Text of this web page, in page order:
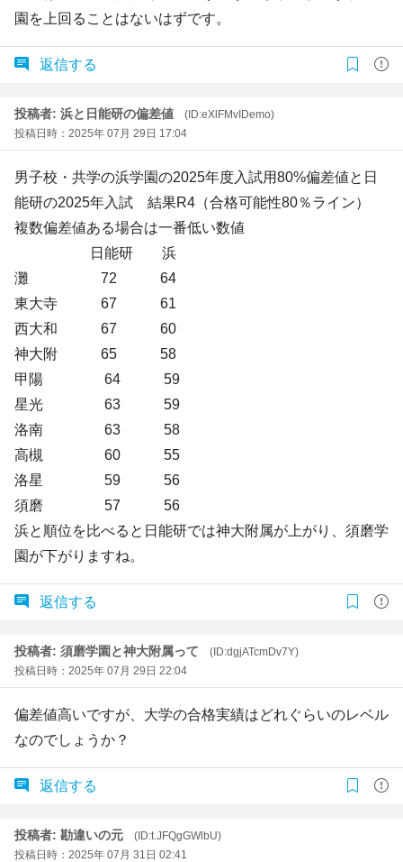
園を上回ることはないはずです。
返信する
投稿者: 浜と日能研の偏差値
(ID:eXlFMvIDemo)
投稿日時：2025年 07月 29日 17:04
男子校・共学の浜学園の2025年度入試用80%偏差値と日
能研の2025年入試 結果R4（合格可能性80％ライン）
複数偏差値ある場合は一番低い数値
日能研 浜
灘 72 64
東大寺 67 61
西大和 67 60
神大附 65 58
甲陽 64 59
星光 63 59
洛南 63 58
高槻 60 55
洛星 59 56
須磨 57 56
浜と順位を比べると日能研では神大附属が上がり、須磨学
園が下がりますね。
返信する
投稿者: 須磨学園と神大附属って
(ID:dgjATcmDv7Y)
投稿日時：2025年 07月 29日 22:04
偏差値高いですが、大学の合格実績はどれぐらいのレベル
なのでしょうか？
返信する
投稿者: 勘違いの元
(ID:t.JFQgGWlbU)
投稿日時：2025年 07月 31日 02:41